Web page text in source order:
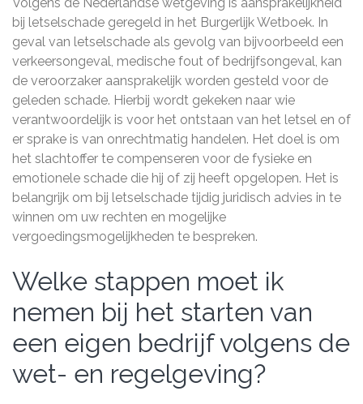
bij letselschade geregeld in het Burgerlijk Wetboek. In
geval van letselschade als gevolg van bijvoorbeeld een
verkeersongeval, medische fout of bedrijfsongeval, kan
de veroorzaker aansprakelijk worden gesteld voor de
geleden schade. Hierbij wordt gekeken naar wie
verantwoordelijk is voor het ontstaan van het letsel en of
er sprake is van onrechtmatig handelen. Het doel is om
het slachtoffer te compenseren voor de fysieke en
emotionele schade die hij of zij heeft opgelopen. Het is
belangrijk om bij letselschade tijdig juridisch advies in te
winnen om uw rechten en mogelijke
vergoedingsmogelijkheden te bespreken.
Welke stappen moet ik
nemen bij het starten van
een eigen bedrijf volgens de
wet- en regelgeving?